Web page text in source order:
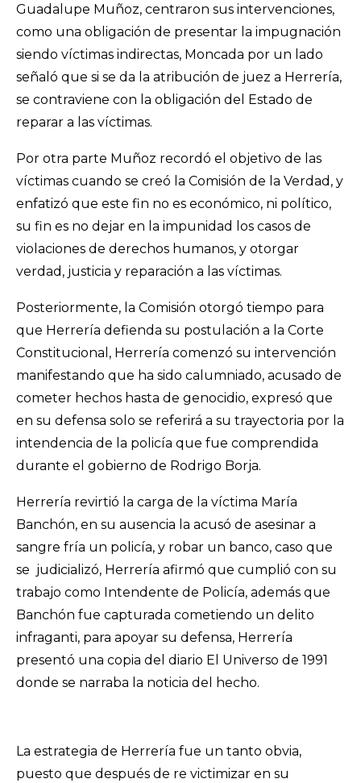
Guadalupe Muñoz, centraron sus intervenciones,
como una obligación de presentar la impugnación
siendo víctimas indirectas, Moncada por un lado
señaló que si se da la atribución de juez a Herrería,
se contraviene con la obligación del Estado de
reparar a las víctimas.
Por otra parte Muñoz recordó el objetivo de las
víctimas cuando se creó la Comisión de la Verdad, y
enfatizó que este fin no es económico, ni político,
su fin es no dejar en la impunidad los casos de
violaciones de derechos humanos, y otorgar
verdad, justicia y reparación a las víctimas.
Posteriormente, la Comisión otorgó tiempo para
que Herrería defienda su postulación a la Corte
Constitucional, Herrería comenzó su intervención
manifestando que ha sido calumniado, acusado de
cometer hechos hasta de genocidio, expresó que
en su defensa solo se referirá a su trayectoria por la
intendencia de la policía que fue comprendida
durante el gobierno de Rodrigo Borja.
Herrería revirtió la carga de la víctima María
Banchón, en su ausencia la acusó de asesinar a
sangre fría un policía, y robar un banco, caso que
se judicializó, Herrería afirmó que cumplió con su
trabajo como Intendente de Policía, además que
Banchón fue capturada cometiendo un delito
infraganti, para apoyar su defensa, Herrería
presentó una copia del diario El Universo de 1991
donde se narraba la noticia del hecho.
La estrategia de Herrería fue un tanto obvia,
puesto que después de re victimizar en su